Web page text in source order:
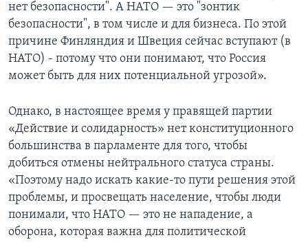
нет безопасности". А НАТО — это "зонтик
безопасности", в том числе и для бизнеса. По этой
причине Финляндия и Швеция сейчас вступают (в
НАТО) - потому что они понимают, что Россия
может быть для них потенциальной угрозой».
Однако, в настоящее время у правящей партии
«Действие и солидарность» нет конституционного
большинства в парламенте для того, чтобы
добиться отмены нейтрального статуса страны.
«Поэтому надо искать какие-то пути решения этой
проблемы, и просвещать население, чтобы люди
понимали, что НАТО — это не нападение, а
оборона, которая важна для политической